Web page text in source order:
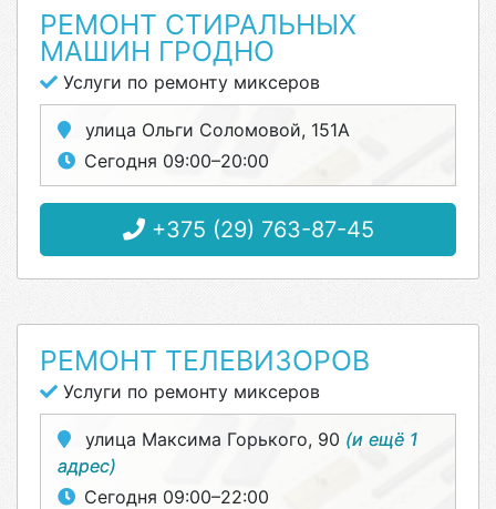
РЕМОНТ СТИРАЛЬНЫХ
МАШИН ГРОДНО
Услуги по ремонту миксеров
улица Ольги Соломовой, 151А
Сегодня 09:00–20:00
+375 (29) 763-87-45
РЕМОНТ ТЕЛЕВИЗОРОВ
Услуги по ремонту миксеров
улица Максима Горького, 90 (и ещё 1
адрес)
Сегодня 09:00–22:00